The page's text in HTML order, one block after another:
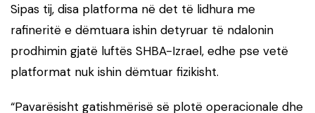
Sipas tij, disa platforma në det të lidhura me
rafineritë e dëmtuara ishin detyruar të ndalonin
prodhimin gjatë luftës SHBA-Izrael, edhe pse vetë
platformat nuk ishin dëmtuar fizikisht.
“Pavarësisht gatishmërisë së plotë operacionale dhe